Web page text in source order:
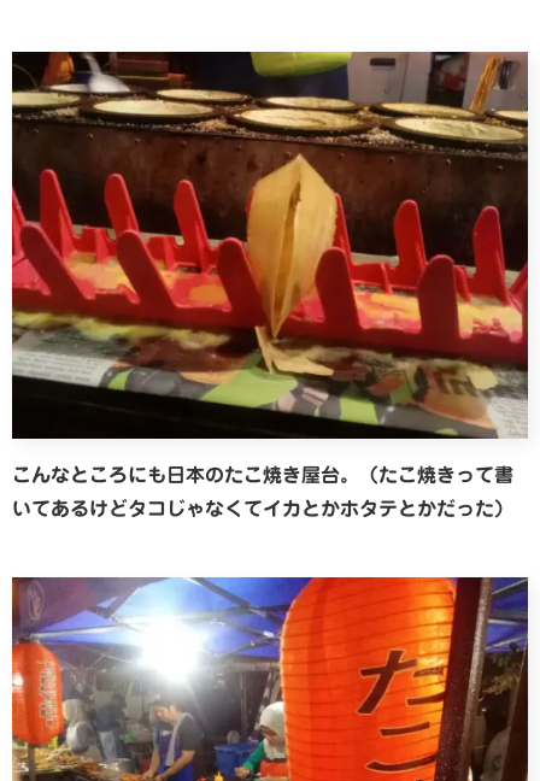
こんなところにも日本のたこ焼き屋台。（たこ焼きって書
いてあるけどタコじゃなくてイカとかホタテとかだった）